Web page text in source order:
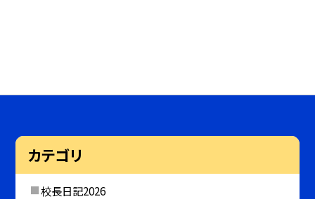
カテゴリ
校長日記2026